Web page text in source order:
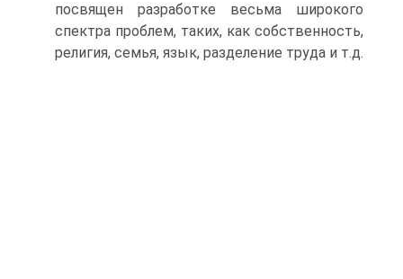
посвящен разработке весьма широкого
спектра проблем, таких, как собственность,
религия, семья, язык, разделение труда и т.д.